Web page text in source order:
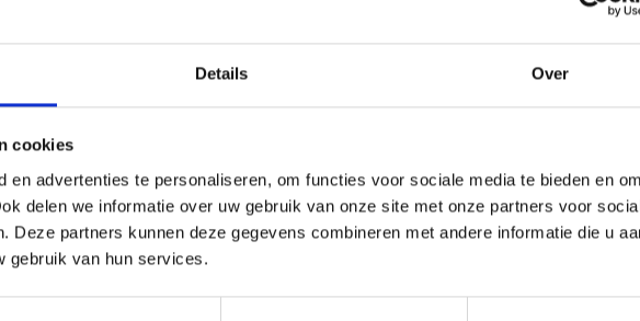
Details Over
cookies
en advertenties te personaliseren, om functies voor sociale media te bieden en
delen we informatie over uw gebruik van onze site met onze partners voor
Deze partners kunnen deze gegevens combineren met andere informatie die u
gebruik van hun services.